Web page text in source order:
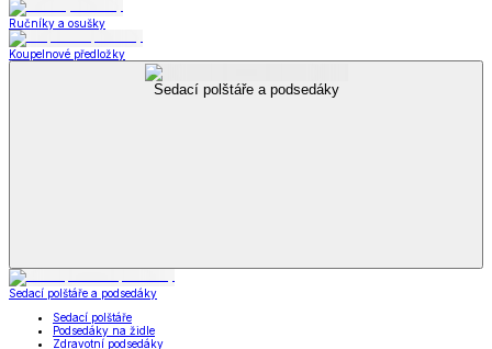
Ručníky a osušky
Koupelnové předložky
Sedací polštáře a podsedáky
Sedací polštáře a podsedáky
Sedací polštáře
Podsedáky na židle
Zdravotní podsedáky